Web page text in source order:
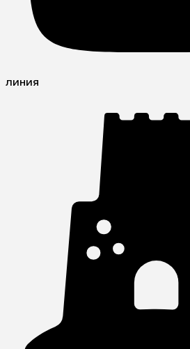
линия